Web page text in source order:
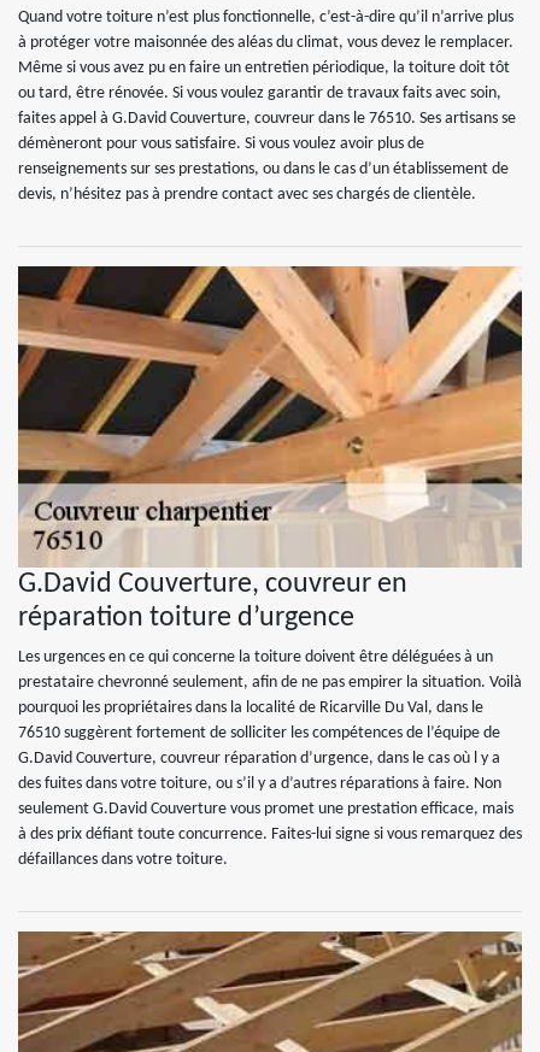
Quand votre toiture n’est plus fonctionnelle, c’est-à-dire qu’il n’arrive plus
à protéger votre maisonnée des aléas du climat, vous devez le remplacer.
Même si vous avez pu en faire un entretien périodique, la toiture doit tôt
ou tard, être rénovée. Si vous voulez garantir de travaux faits avec soin,
faites appel à G.David Couverture, couvreur dans le 76510. Ses artisans se
démèneront pour vous satisfaire. Si vous voulez avoir plus de
renseignements sur ses prestations, ou dans le cas d’un établissement de
devis, n’hésitez pas à prendre contact avec ses chargés de clientèle.
G.David Couverture, couvreur en
réparation toiture d’urgence
Les urgences en ce qui concerne la toiture doivent être déléguées à un
prestataire chevronné seulement, afin de ne pas empirer la situation. Voilà
pourquoi les propriétaires dans la localité de Ricarville Du Val, dans le
76510 suggèrent fortement de solliciter les compétences de l’équipe de
G.David Couverture, couvreur réparation d’urgence, dans le cas où l y a
des fuites dans votre toiture, ou s’il y a d’autres réparations à faire. Non
seulement G.David Couverture vous promet une prestation efficace, mais
à des prix défiant toute concurrence. Faites-lui signe si vous remarquez des
défaillances dans votre toiture.